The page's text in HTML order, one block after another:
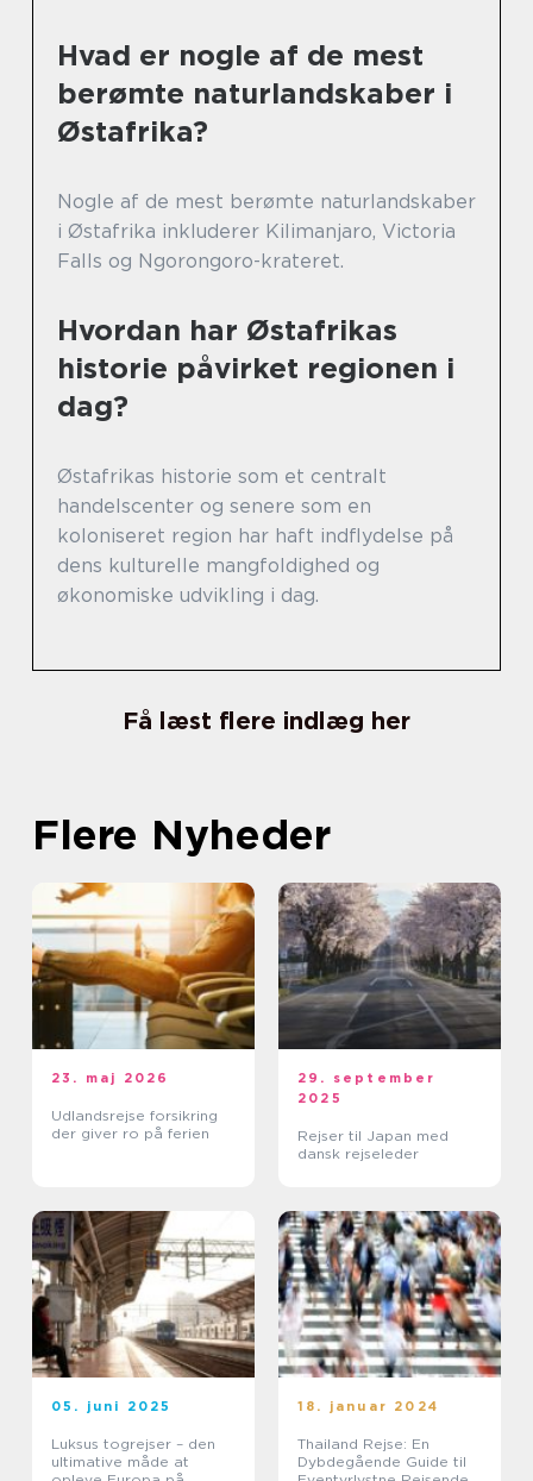
Hvad er nogle af de mest
berømte naturlandskaber i
Østafrika?
Nogle af de mest berømte naturlandskaber
i Østafrika inkluderer Kilimanjaro, Victoria
Falls og Ngorongoro-krateret.
Hvordan har Østafrikas
historie påvirket regionen i
dag?
Østafrikas historie som et centralt
handelscenter og senere som en
koloniseret region har haft indflydelse på
dens kulturelle mangfoldighed og
økonomiske udvikling i dag.
Få læst flere indlæg her
Flere Nyheder
23. maj 2026
Udlandsrejse forsikring
der giver ro på ferien
29. september
2025
Rejser til Japan med
dansk rejseleder
05. juni 2025
Luksus togrejser – den
ultimative måde at
18. januar 2024
Thailand Rejse: En
Dybdegående Guide til